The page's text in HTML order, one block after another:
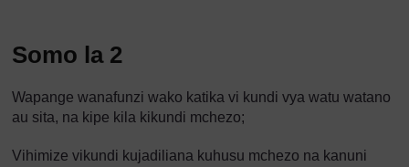
Somo la 2
Wapange wanafunzi wako katika vi kundi vya watu watano
au sita, na kipe kila kikundi mchezo;
Vihimize vikundi kujadiliana kuhusu mchezo na kanuni